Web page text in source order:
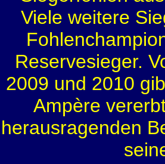
Viele weitere
Reservesieger.
2009 und 2010
Ampère
herausragenden